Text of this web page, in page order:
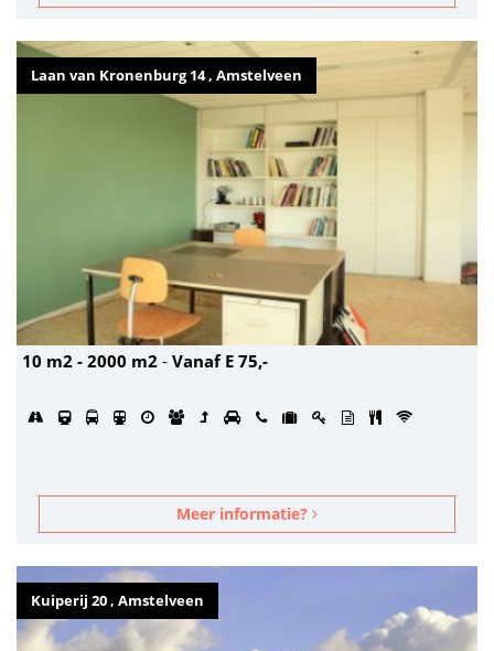
Laan van Kronenburg 14 , Amstelveen
10 m2 - 2000 m2 - Vanaf E 75,-
Meer informatie?
Kuiperij 20 , Amstelveen